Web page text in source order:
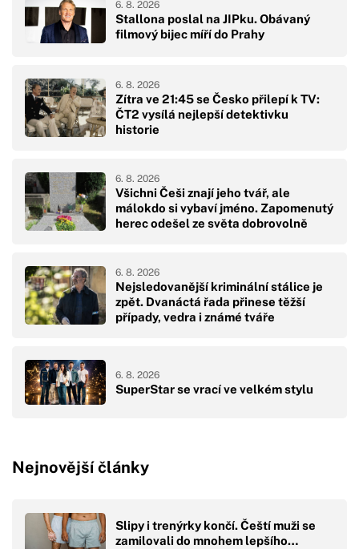
Stallona poslal na JIPku. Obávaný
filmový bijec míří do Prahy
6. 8. 2026
Zítra ve 21:45 se Česko přilepí k TV:
ČT2 vysílá nejlepší detektivku
historie
6. 8. 2026
Všichni Češi znají jeho tvář, ale
málokdo si vybaví jméno. Zapomenutý
herec odešel ze světa dobrovolně
6. 8. 2026
Nejsledovanější kriminální stálice je
zpět. Dvanáctá řada přinese těžší
případy, vedra i známé tváře
6. 8. 2026
SuperStar se vrací ve velkém stylu
6. 8. 2026
Nejnovější články
Slipy i trenýrky končí. Čeští muži se
zamilovali do mnohem lepšího…